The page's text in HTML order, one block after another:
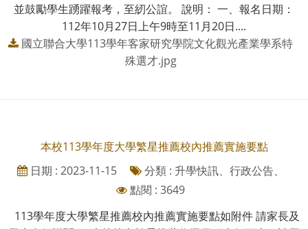
並鼓勵學生踴躍報考，至紉公誼。 說明： 一、報名日期：
112年10月27日上午9時至11月20日....
國立聯合大學113學年客家研究學院文化觀光產業學系特
殊選才.jpg
本校113學年度大學繁星推薦校內推薦實施要點
日期 : 2023-11-15
分類 : 升學快訊、行政公告、
點閱 : 3649
113學年度大學繁星推薦校內推薦實施要點如附件 請家長及